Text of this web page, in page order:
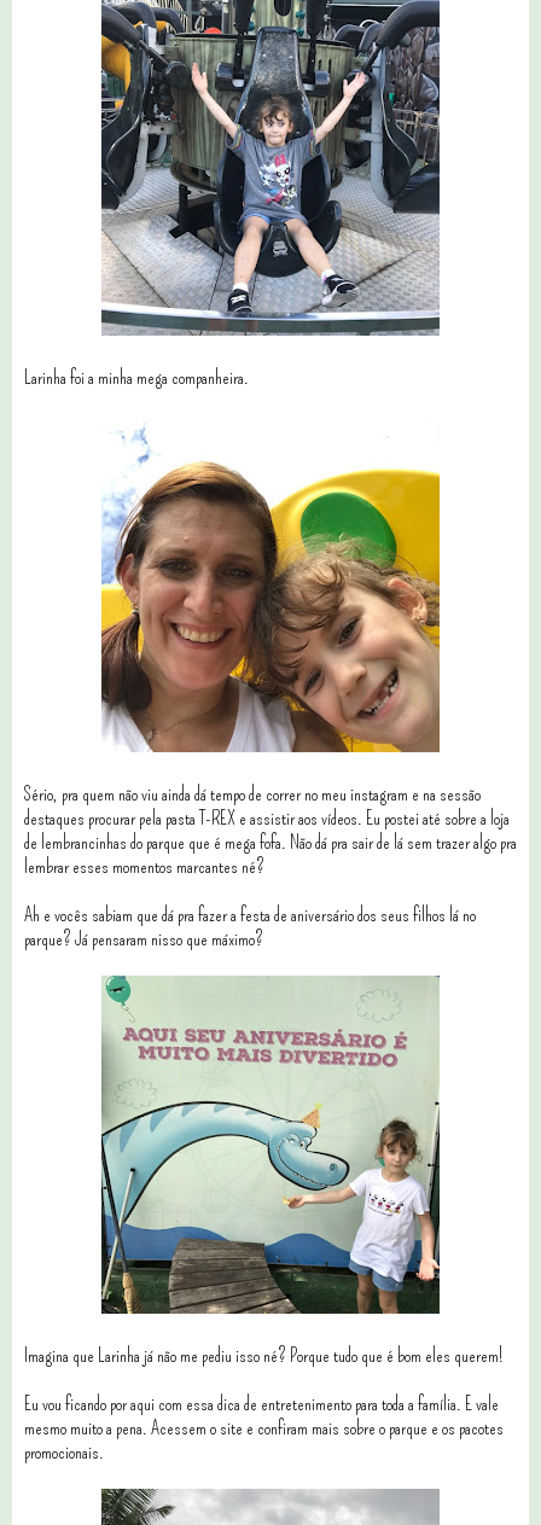
Larinha foi a minha mega companheira.
Sério, pra quem não viu ainda dá tempo de correr no meu instagram e na sessão
destaques procurar pela pasta T-REX e assistir aos vídeos. Eu postei até sobre a loja
de lembrancinhas do parque que é mega fofa. Não dá pra sair de lá sem trazer algo pra
lembrar esses momentos marcantes né?
Ah e vocês sabiam que dá pra fazer a festa de aniversário dos seus filhos lá no
parque? Já pensaram nisso que máximo?
Imagina que Larinha já não me pediu isso né? Porque tudo que é bom eles querem!
Eu vou ficando por aqui com essa dica de entretenimento para toda a família. E vale
mesmo muito a pena. Acessem o site e confiram mais sobre o parque e os pacotes
promocionais.